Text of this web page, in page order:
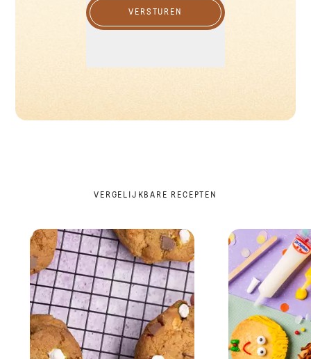
VERSTUREN
VERGELIJKBARE RECEPTEN